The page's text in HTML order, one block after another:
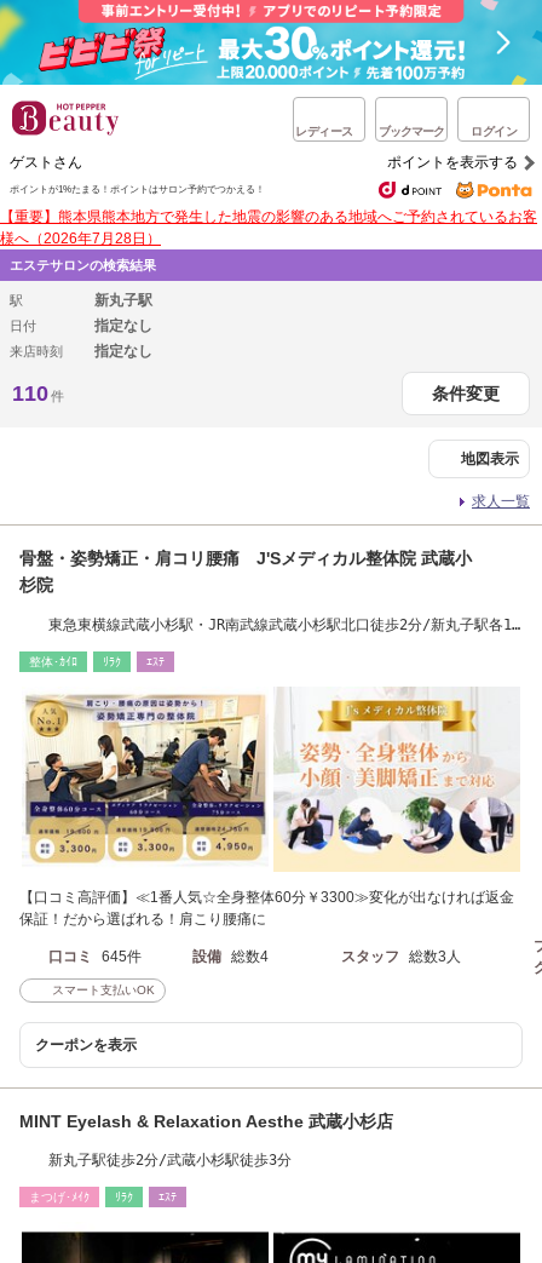
レディース ブックマーク ログイン
ゲストさん ポイントを表示する
ポイントが1%たまる！ ポイントはサロン予約でつかえる！
【重要】熊本県熊本地方で発生した地震の影響のある地域へご予約されているお客
様へ（2026年7月28日）
エステサロンの検索結果
駅 新丸子駅
日付 指定なし
来店時刻 指定なし
110件 条件変更
地図表示
求人一覧
骨盤・姿勢矯正・肩コリ腰痛 J'Sメディカル整体院 武蔵小
杉院
東急東横線武蔵小杉駅・JR南武線武蔵小杉駅北口徒歩2分/新丸子駅各10
整体･ｶｲﾛ ﾘﾗｸ ｴｽﾃ
【口コミ高評価】≪1番人気☆全身整体60分￥3300≫変化が出なければ返金
保証！だから選ばれる！肩こり腰痛に
口コミ 645件 設備 総数4 スタッフ 総数3人
スマート支払いOK
クーポンを表示
MINT Eyelash & Relaxation Aesthe 武蔵小杉店
新丸子駅徒歩2分/武蔵小杉駅徒歩3分
まつげ･ﾒｲｸ ﾘﾗｸ ｴｽﾃ